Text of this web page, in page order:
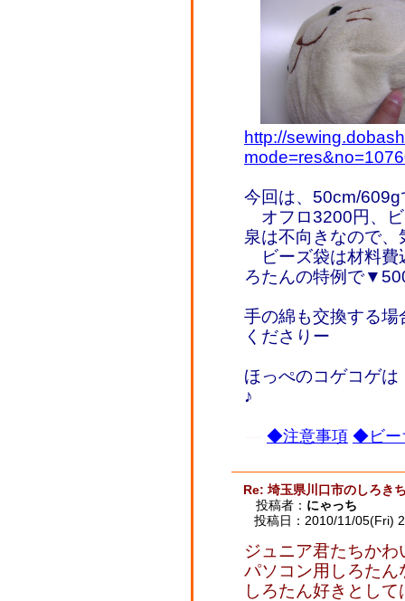
http://
今回は、50cm/
オフロ3200円、
泉は不向きなので
ビーズ袋は材料費
ろたんの特例で
手の綿も交換する
くださりー
ほっぺのコゲコゲ
♪
◆注意事項 ◆ビー
Re: 埼玉県川口市のしろき
投稿者： にゃっち
投稿日：2010/11/05(Fri)
ジュニア君たちかわ
パソコン用しろた
しろたん好きとし